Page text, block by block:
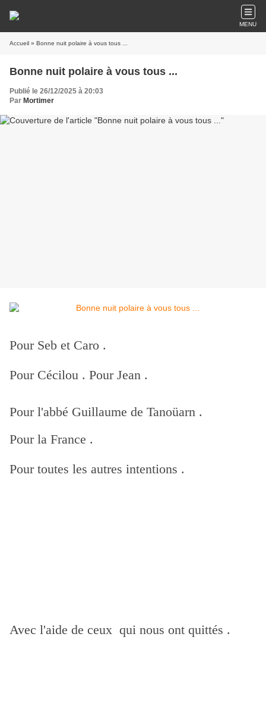
MENU
Accueil » Bonne nuit polaire à vous tous ...
Bonne nuit polaire à vous tous ...
Publié le 26/12/2025 à 20:03
Par Mortimer
Pour Seb et Caro .
Pour Cécilou . Pour Jean .
Pour l'abbé Guillaume de Tanoüarn .
Pour la France .
Pour toutes les autres intentions .
Avec l'aide de ceux qui nous ont quittés .